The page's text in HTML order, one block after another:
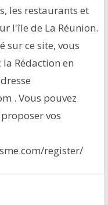
les restaurants et
l'île de La Réunion.
sur ce site, vous
Rédaction en
. Vous pouvez
vos
register/